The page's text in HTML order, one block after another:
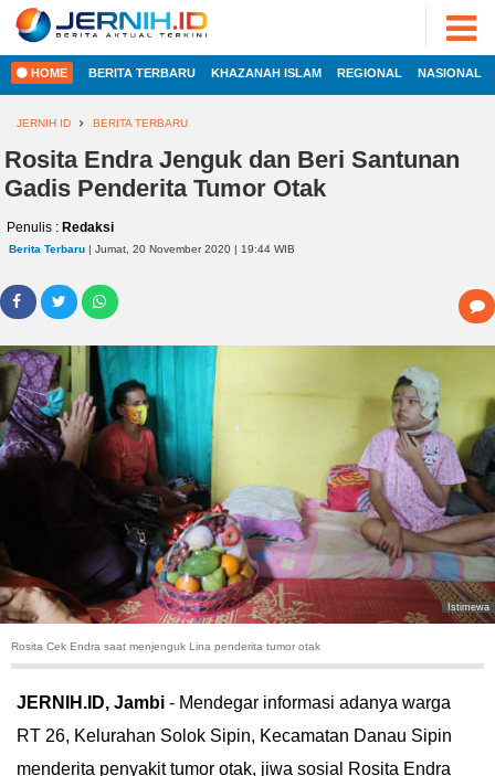
HOME
REGIONAL
NASIONAL
INTERNASIONAL
EKOBIS
POLITIK
KRIMINAL
KHAZANAH
TEKNOLOGI
ADVERTORIAL
FOTO
VIDEO
PESONA
JAMBI
PESONA
PESONA
CAKRAWALA
PROPERTY
LIFESTYLE
ENTREPRENEURSHIP
2022
JERNIH.ID
•
Developed
HOME BERITA TERBARU KHAZANAH ISLAM REGIONAL NASIONAL
JERNIH ID BERITA TERBARU
Rosita Endra Jenguk dan Beri Santunan
Gadis Penderita Tumor Otak
Penulis : Redaksi
Berita Terbaru | Jumat, 20 November 2020 | 19:44 WIB
Istimewa
Rosita Cek Endra saat menjenguk Lina penderita tumor otak
JERNIH.ID, Jambi - Mendegar informasi adanya warga
RT 26, Kelurahan Solok Sipin, Kecamatan Danau Sipin
menderita penyakit tumor otak, jiwa sosial Rosita Endra